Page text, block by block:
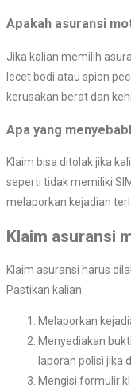
Apakah asuransi
Jika kalian memilih
lecet bodi atau spion
kerusakan berat dan
Apa yang
Klaim bisa ditolak jika
seperti tidak memiliki
melaporkan kejadian
Klaim asuransi
Klaim asuransi harus
Pastikan kalian:
Melaporkan
Menyediakan
laporan polisi jika
Mengisi formulir